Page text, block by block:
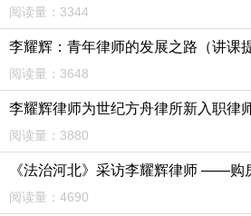
阅读量：3344
李耀辉：青年律师的发展之路（讲课
阅读量：3648
李耀辉律师为世纪方舟律所新入职律
阅读量：3880
《法治河北》采访李耀辉律师 ——购
阅读量：4690